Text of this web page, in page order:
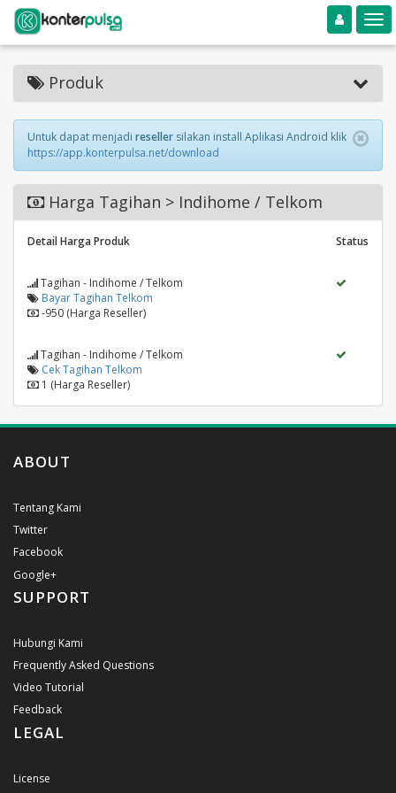
Toggle navigation
Produk
Untuk dapat menjadi reseller silakan install Aplikasi Android klik
https://app.konterpulsa.net/download
Harga Tagihan > Indihome / Telkom
Detail Harga Produk Status
Tagihan - Indihome / Telkom
Bayar Tagihan Telkom
-950 (Harga Reseller)
Tagihan - Indihome / Telkom
Cek Tagihan Telkom
1 (Harga Reseller)
ABOUT
Tentang Kami
Twitter
Facebook
Google+
SUPPORT
Hubungi Kami
Frequently Asked Questions
Video Tutorial
Feedback
LEGAL
License